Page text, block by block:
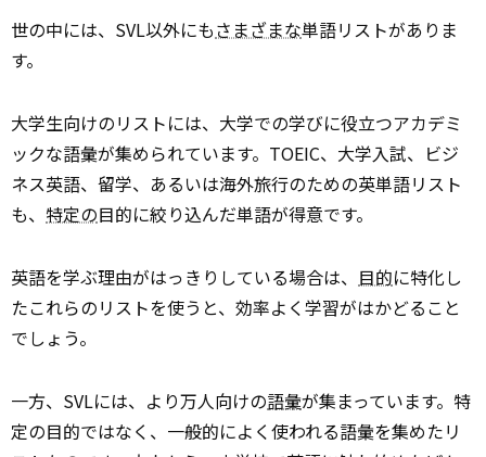
世の中には、SVL以外にもさまざまな単語リストがありま
す。
大学生向けのリストには、大学での学びに役立つアカデミ
ックな語彙が集められています。TOEIC、大学入試、ビジ
ネス英語、留学、あるいは海外旅行のための英単語リスト
も、 特定の目的に絞り込んだ単語が得意です。
英語を学ぶ理由がはっきりしている場合は、 目的に特化し
たこれらのリストを使うと、効率よく学習がはかどること
でしょう。
一方、SVLには、より万人向けの語彙が集まっています。特
定の目的ではなく、一般的によく使われる語彙を集めたリ